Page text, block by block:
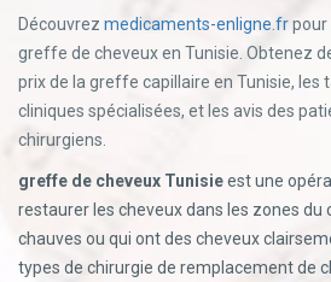
Découvrez medicaments-enligne.frpour
greffe de cheveux en Tunisie. Obtenez
prix de la greffe capillaire en Tunisie, les
cliniques spécialisées, et les avis des
chirurgiens.
greffe de cheveux Tunisieest une
restaurer les cheveux dans les zones du
chauves ou qui ont des cheveux
types de chirurgie de remplacement de